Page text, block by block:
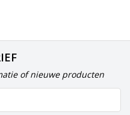
of nieuwe producten